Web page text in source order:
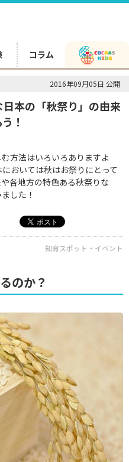
コラム
2016年09月05日 公開
本の「秋祭り」の由来
！
方法はいろいろありますよ
おいては秋はお祭りにとって
各地方の特色ある秋祭りな
した！
知育スポット・イベント
のか？